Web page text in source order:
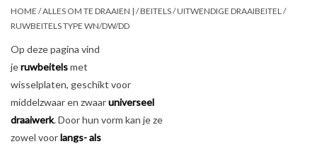
Home
Alles om te Boren |
HOME /ALLES OM TE DRAAIEN | /BEITELS/UITWENDIGE DRAAIBEITEL /
RUWBEITELS TYPE WN/DW/DD
Op deze pagina vind
jeruwbeitelsmet
wisselplaten, geschikt voor
middelzwaar en zwaaruniverseel
draaiwerk. Door hun vorm kan je ze
zowel voorlangs- als